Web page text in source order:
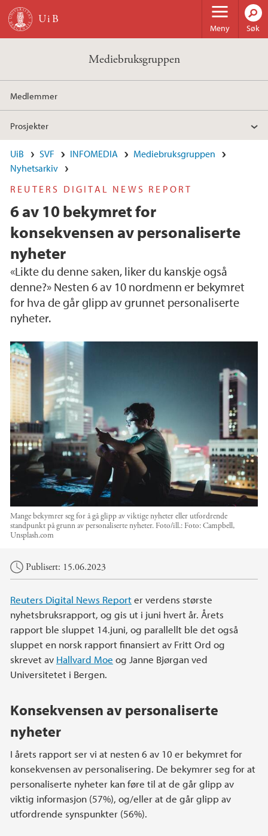
Hopp til hovedinnhold
Meny Søk
Mediebruksgruppen
Medlemmer
Prosjekter
UiB SVF INFOMEDIA
Mediebruksgruppen
Nyhetsarkiv
REUTERS DIGITAL NEWS REPORT
6 av 10 bekymret for
konsekvensen av personaliserte
nyheter
«Likte du denne saken, liker du kanskje også
denne?» Nesten 6 av 10 nordmenn er bekymret
for hva de går glipp av grunnet personaliserte
nyheter.
Mange bekymrer seg for å gå glipp av viktige nyheter eller utfordrende
standpunkt på grunn av personaliserte nyheter. Foto/ill.: Foto: Campbell,
Unsplash.com
Hovedinnhold
Publisert: 15.06.2023
Reuters Digital News Reporter verdens største
nyhetsbruksrapport, og gis ut i juni hvert år. Årets
rapport ble sluppet 14.juni, og parallellt ble det også
sluppet en norsk rapport finansiert av Fritt Ord og
skrevet av Hallvard Moe og Janne Bjørgan ved
Universitetet i Bergen.
Konsekvensen av personaliserte
nyheter
I årets rapport ser vi at nesten 6 av 10 er bekymret for
konsekvensen av personalisering. De bekymrer seg for at
personaliserte nyheter kan føre til at de går glipp av
viktig informasjon (57%), og/eller at de går glipp av
utfordrende synspunkter (56%).